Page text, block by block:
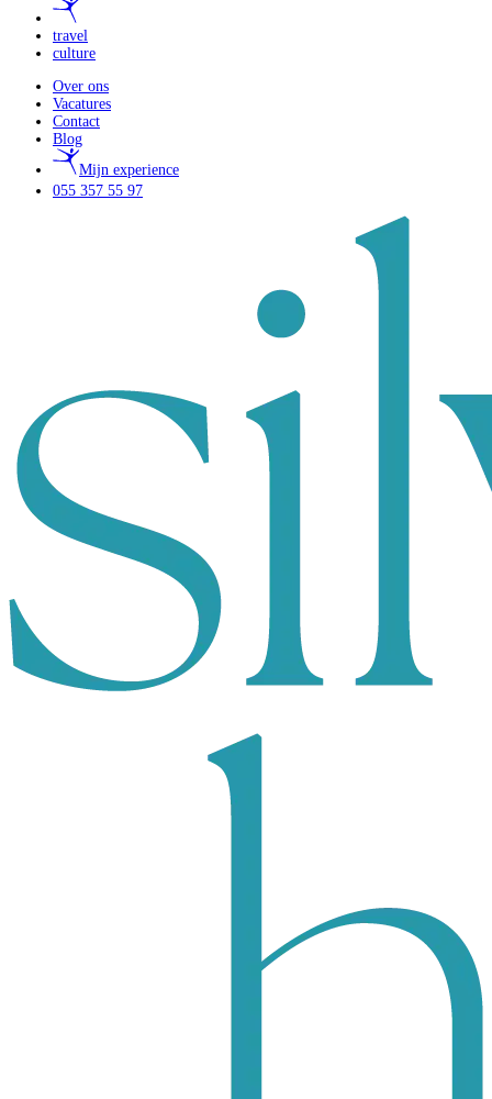
travel
culture
Over ons
Vacatures
Contact
Blog
Mijn experience
055 357 55 97